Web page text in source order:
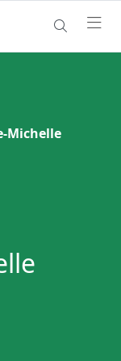
Michelle